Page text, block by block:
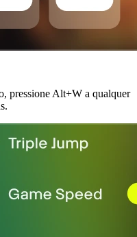
pressione Alt+W a qualquer